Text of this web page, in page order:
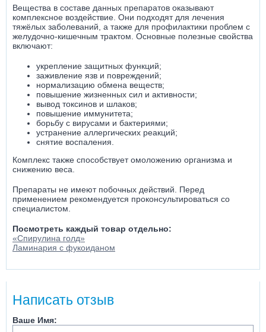
Вещества в составе данных препаратов оказывают
комплексное воздействие. Они подходят для лечения
тяжёлых заболеваний, а также для профилактики проблем с
желудочно-кишечным трактом. Основные полезные свойства
включают:
укрепление защитных функций;
заживление язв и повреждений;
нормализацию обмена веществ;
повышение жизненных сил и активности;
вывод токсинов и шлаков;
повышение иммунитета;
борьбу с вирусами и бактериями;
устранение аллергических реакций;
снятие воспаления.
Комплекс также способствует омоложению организма и
снижению веса.
Препараты не имеют побочных действий. Перед
применением рекомендуется проконсультироваться со
специалистом.
Посмотреть каждый товар отдельно:
«Спирулина голд»
Ламинария с фукоиданом
Написать отзыв
Ваше Имя: